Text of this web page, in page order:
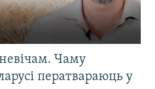
Чаму
ператвараюць у